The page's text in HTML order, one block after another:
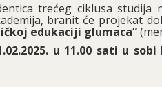
trećeg ciklusa studija
branit će projekat
edukaciji glumaca“
u 11.00 sati u sobi